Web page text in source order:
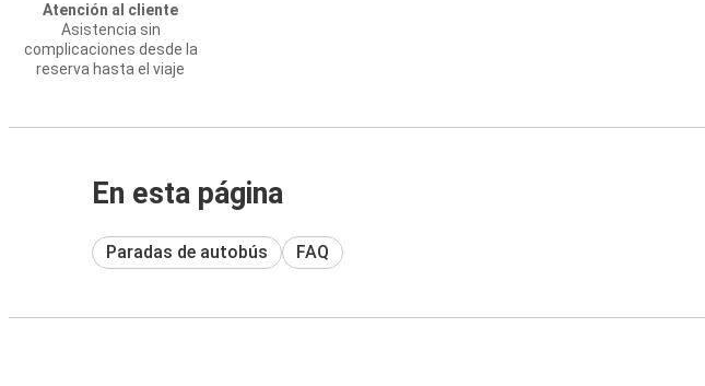
Atención al cliente
Asistencia sin
complicaciones desde la
reserva hasta el viaje
En esta página
Paradas de autobús FAQ